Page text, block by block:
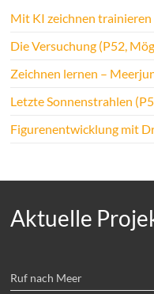
Mit KI zeichnen trainieren
Die Versuchung (P52,
Zeichnen lernen –
Letzte Sonnenstrahlen
Figurenentwicklung mit
Aktuelle
Ruf nach Meer